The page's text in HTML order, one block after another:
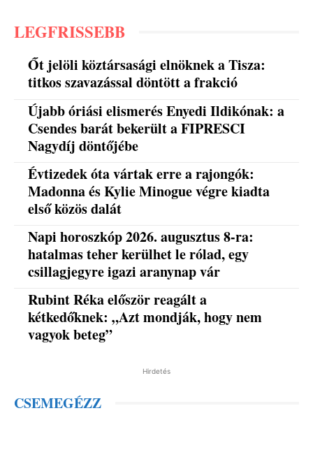
LEGFRISSEBB
Őt jelöli köztársasági elnöknek a Tisza:
titkos szavazással döntött a frakció
Újabb óriási elismerés Enyedi Ildikónak: a
Csendes barát bekerült a FIPRESCI
Nagydíj döntőjébe
Évtizedek óta vártak erre a rajongók:
Madonna és Kylie Minogue végre kiadta
első közös dalát
Napi horoszkóp 2026. augusztus 8-ra:
hatalmas teher kerülhet le rólad, egy
csillagjegyre igazi aranynap vár
Rubint Réka először reagált a
kétkedőknek: „Azt mondják, hogy nem
vagyok beteg”
Hirdetés
CSEMEGÉZZ